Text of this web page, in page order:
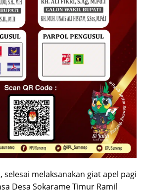
selesai melaksanakan giat apel pagi
Desa Sokarame Timur Ramil